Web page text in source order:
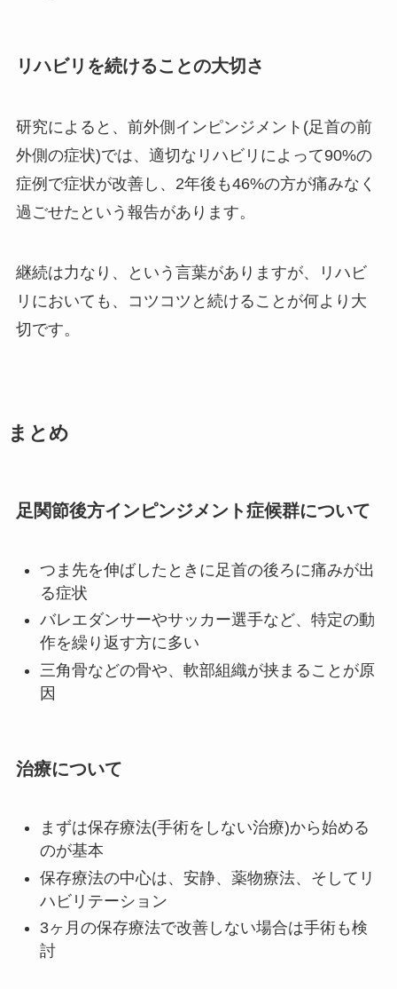
リハビリを続けることの大切さ
研究によると、前外側インピンジメント(足首の前
外側の症状)では、適切なリハビリによって90%の
症例で症状が改善し、2年後も46%の方が痛みなく
過ごせたという報告があります。
継続は力なり、という言葉がありますが、リハビ
リにおいても、コツコツと続けることが何より大
切です。
まとめ
足関節後方インピンジメント症候群について
つま先を伸ばしたときに足首の後ろに痛みが出
る症状
バレエダンサーやサッカー選手など、特定の動
作を繰り返す方に多い
三角骨などの骨や、軟部組織が挟まることが原
因
治療について
まずは保存療法(手術をしない治療)から始める
のが基本
保存療法の中心は、安静、薬物療法、そしてリ
ハビリテーション
3ヶ月の保存療法で改善しない場合は手術も検
討